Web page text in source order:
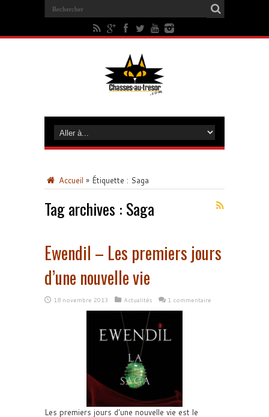
Accueil » Étiquette : Saga
Tag archives : Saga
Ewendil – Les premiers jours
d’une nouvelle vie
18 novembre 2013 Actualités 1 commentaire
Les premiers jours d'une nouvelle vie est le